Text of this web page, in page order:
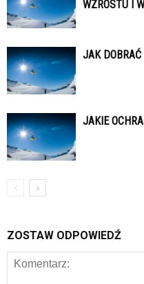
WZROSTU I
JAK
JAKIE
ZOSTAW ODPOWIEDŹ